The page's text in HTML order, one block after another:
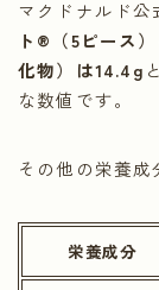
マクドナルド公
ト®（5ピース）
化物）は14.4g
な数値です。
その他の栄養成
栄養成分